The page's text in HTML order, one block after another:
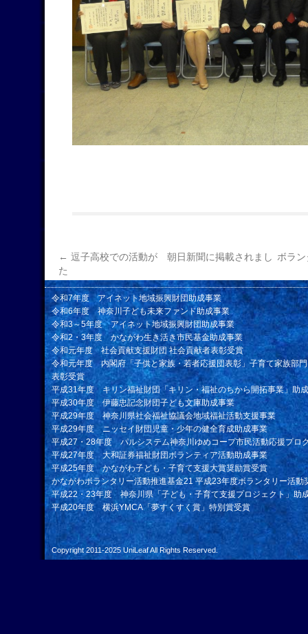
← 逗子高校での活動が 朝日新聞に掲載されまし
た
ボラ
令和7年度 アイネット地域振興財団助成事業
令和6年度 神奈川子ども未来ファンド助成事業
令和3～5年度 アイネット地域振興財団助成事業
令和2・3年度 かながわ生き活き市民基金助成事業
令和元年度 社会貢献支援財団 社会貢献者表彰受賞
令和元年度 内閣府「子供と家族・若者応援団表彰」子育て家族部
表彰受賞
平成31年度 キリン福祉財団「キリン・福祉のちから開拓事業」助
平成30年度 伊藤忠記念財団子ども文庫助成事業
平成29年度 神奈川県社会福祉協議会地域福祉活動支援事業
平成29年度 ニッセイ財団児童・少年の健全育成助成事業
平成27・28年度 パルシステム神奈川ゆめコープ市民活動応援プロ
平成27年度 大和証券福祉財団ボランティア活動助成事業
平成25年度 かながわ子ども・子育て支援大賞奨励賞受賞
かながわボランタリー活動推進基金21 平成23年度ボランタリー活動
平成22・23年度 神奈川県「子ども・子育て支援プロジェクト」助
平成20年度 横浜YMCA「夢すくすく賞」特別賞受賞
Copyright 2011-2025 UniLeafAll Rights Reserved.